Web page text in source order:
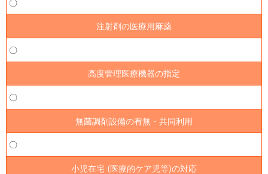
〇
注射剤の医療用麻薬
〇
高度管理医療機器の指定
〇
無菌調剤設備の有無・共同利用
〇
小児在宅 (医療的ケア児等)の対応